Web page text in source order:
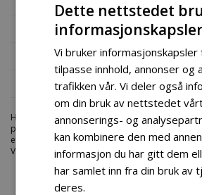
Mer informasjon
Produktomtaler
Fil vedlegg
Hos engrosservice.no får du kjøptoil level
priser. Bestill en
deler-moped-scootere i
et stort utvalg av produkter innen: Hjem, sport
Velkommen skal du være.
Dette nettstedet
informasjonskapsler
Vi bruker informasjonskapsler
tilpasse innhold, annonser og
trafikken vår. Vi deler også
om din bruk av nettstedet
annonserings- og
kan kombinere den med annen
informasjon du har gitt dem
har samlet inn fra din bruk av
deres.